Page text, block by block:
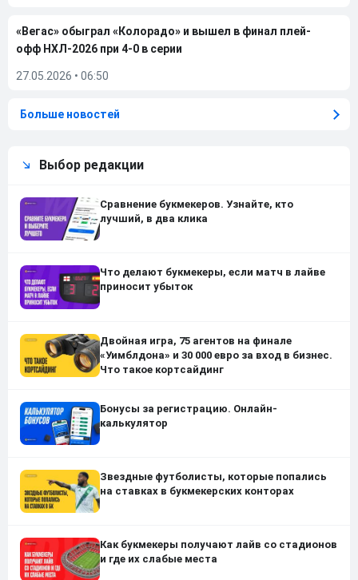
«Вегас» обыграл «Колорадо» и вышел в финал плей-
офф НХЛ-2026 при 4-0 в серии
27.05.2026 • 06:50
Больше новостей
Выбор редакции
Сравнение букмекеров. Узнайте, кто
лучший, в два клика
Что делают букмекеры, если матч в лайве
приносит убыток
Двойная игра, 75 агентов на финале
«Уимблдона» и 30 000 евро за вход в бизнес.
Что такое кортсайдинг
Бонусы за регистрацию. Онлайн-
калькулятор
Звездные футболисты, которые попались
на ставках в букмекерских конторах
Как букмекеры получают лайв со стадионов
и где их слабые места